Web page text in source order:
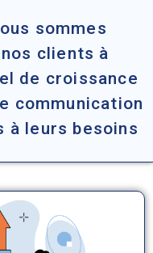
sommes
clients à
de croissance
communication
à leurs besoins